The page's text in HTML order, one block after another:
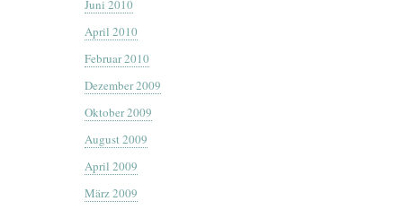
Juni 2010
April 2010
Februar 2010
Dezember 2009
Oktober 2009
August 2009
April 2009
März 2009